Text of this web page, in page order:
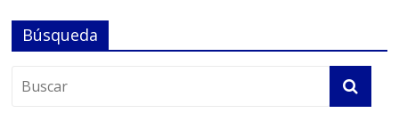
Búsqueda